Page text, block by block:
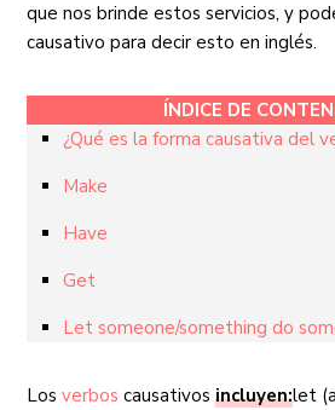
que nos brinde estos servicios, y
causativo para decir esto en inglés.
ÍNDICE DE
¿Qué es la forma causativa del
Make
Have
Get
Let someone/something do
Losverbos causativosincluyen:let